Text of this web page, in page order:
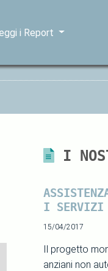
i Report
I
I SERVIZI
15/04/2017
Il progetto
anziani non